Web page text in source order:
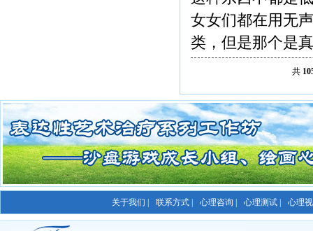
女女们都在用无
类，但是那个是
共
关于我们 | 联系方式 | 心理咨询 | 心理测试 | 心理